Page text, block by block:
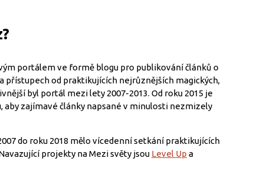
portálem ve formě blogu pro publikování článků o
přístupech od praktikujících nejrůznějších magických,
byl portál mezi lety 2007-2013. Od roku 2015 je
aby zajímavé články napsané v minulosti nezmizely
do roku 2018 mělo vícedenní setkání praktikujících
projekty na Mezi světy jsou Level Up a